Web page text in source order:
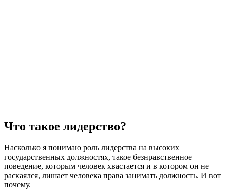
Что такое лидерство?
Насколько я понимаю роль лидерства на высоких
государственных должностях, такое безнравственное
поведение, которым человек хвастается и в котором он не
раскаялся, лишает человека права занимать должность. И вот
почему.